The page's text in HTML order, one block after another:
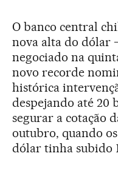
O banco central
nova alta do dólar
negociado na
novo recorde
histórica
despejando até 20
segurar a cotação
outubro, quando
dólar tinha subido